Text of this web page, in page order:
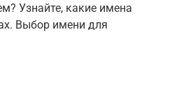
Узнайте, какие имена
Выбор имени для